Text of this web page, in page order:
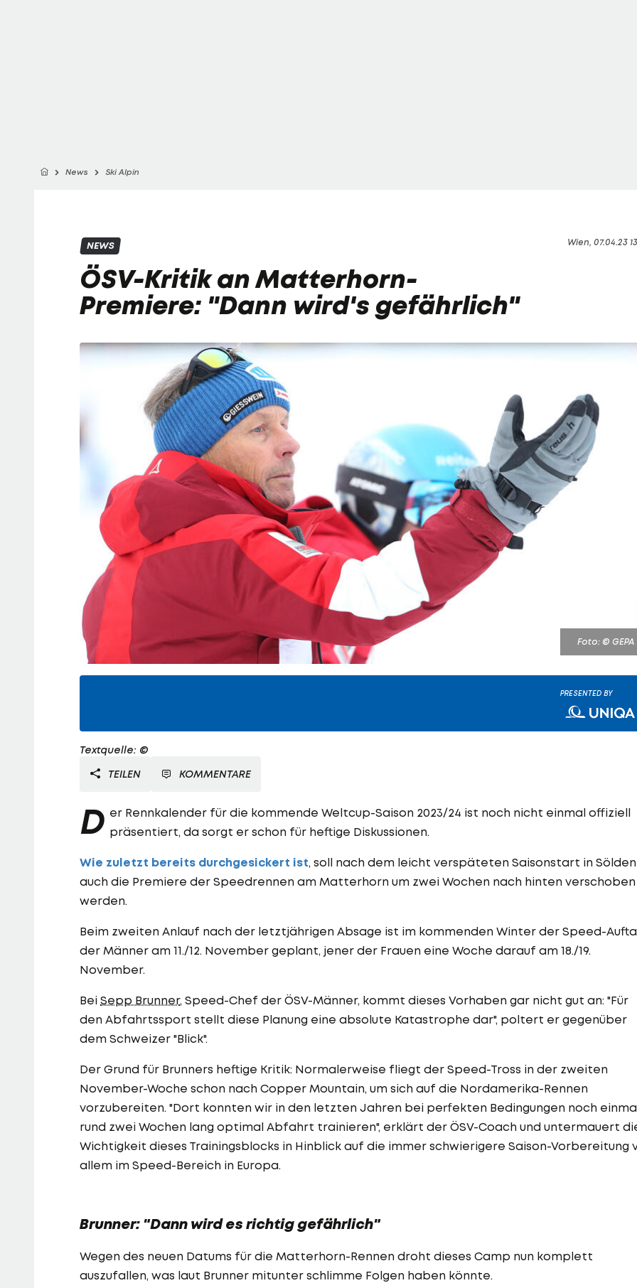
News Ski Alpin
Wien, 07.04.23
NEWS
ÖSV-Kritik an Matterhorn-
Premiere: "Dann wird's gefährlich"
Foto: © GEPA
PRESENTED BY
Textquelle: ©
TEILEN
KOMMENTARE
D er Rennkalender für die kommende Weltcup-Saison 2023/24 ist noch nicht einmal offiziell
präsentiert, da sorgt er schon für heftige Diskussionen.
Wie zuletzt bereits durchgesickert ist, soll nach dem leicht verspäteten Saisonstart in Sölden
auch die Premiere der Speedrennen am Matterhorn um zwei Wochen nach hinten verschoben
werden.
Beim zweiten Anlauf nach der letztjährigen Absage ist im kommenden Winter der Speed-
der Männer am 11./12. November geplant, jener der Frauen eine Woche darauf am 18./19.
November.
Bei Sepp Brunner, Speed-Chef der ÖSV-Männer, kommt dieses Vorhaben gar nicht gut an: "Für
den Abfahrtssport stellt diese Planung eine absolute Katastrophe dar", poltert er gegenüber
dem Schweizer "Blick".
Der Grund für Brunners heftige Kritik: Normalerweise fliegt der Speed-Tross in der zweiten
November-Woche schon nach Copper Mountain, um sich auf die Nordamerika-Rennen
vorzubereiten. "Dort konnten wir in den letzten Jahren bei perfekten Bedingungen noch
rund zwei Wochen lang optimal Abfahrt trainieren", erklärt der ÖSV-Coach und untermauert
Wichtigkeit dieses Trainingsblocks in Hinblick auf die immer schwierigere Saison-Vorbereitung
allem im Speed-Bereich in Europa.
Brunner: "Dann wird es richtig gefährlich"
Wegen des neuen Datums für die Matterhorn-Rennen droht dieses Camp nun komplett
auszufallen, was laut Brunner mitunter schlimme Folgen haben könnte.